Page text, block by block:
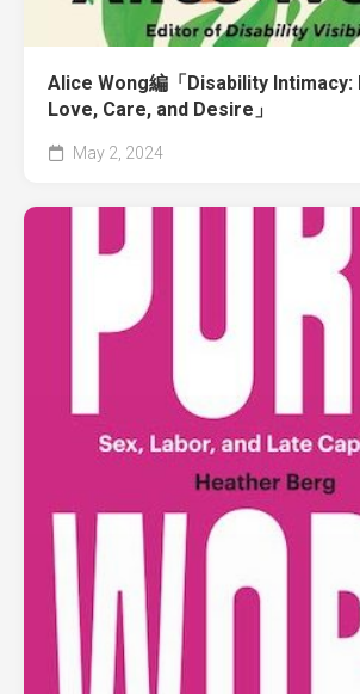
Alice Wong編「Disability Intimacy:
Love, Care, and Desire」
May 2, 2024